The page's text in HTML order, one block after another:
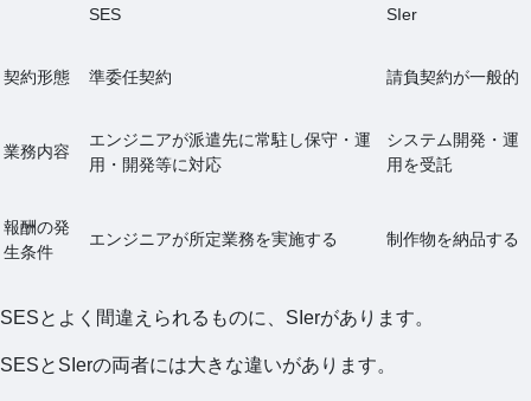
SES SIer
契約形態 準委任契約 請負契約が一般的
業務内容
エンジニアが派遣先に常駐し保守・運
用・開発等に対応
システム開発・運
用を受託
報酬の発
生条件
エンジニアが所定業務を実施する 制作物を納品する
SESとよく間違えられるものに、SIerがあります。
SESとSIerの両者には大きな違いがあります。